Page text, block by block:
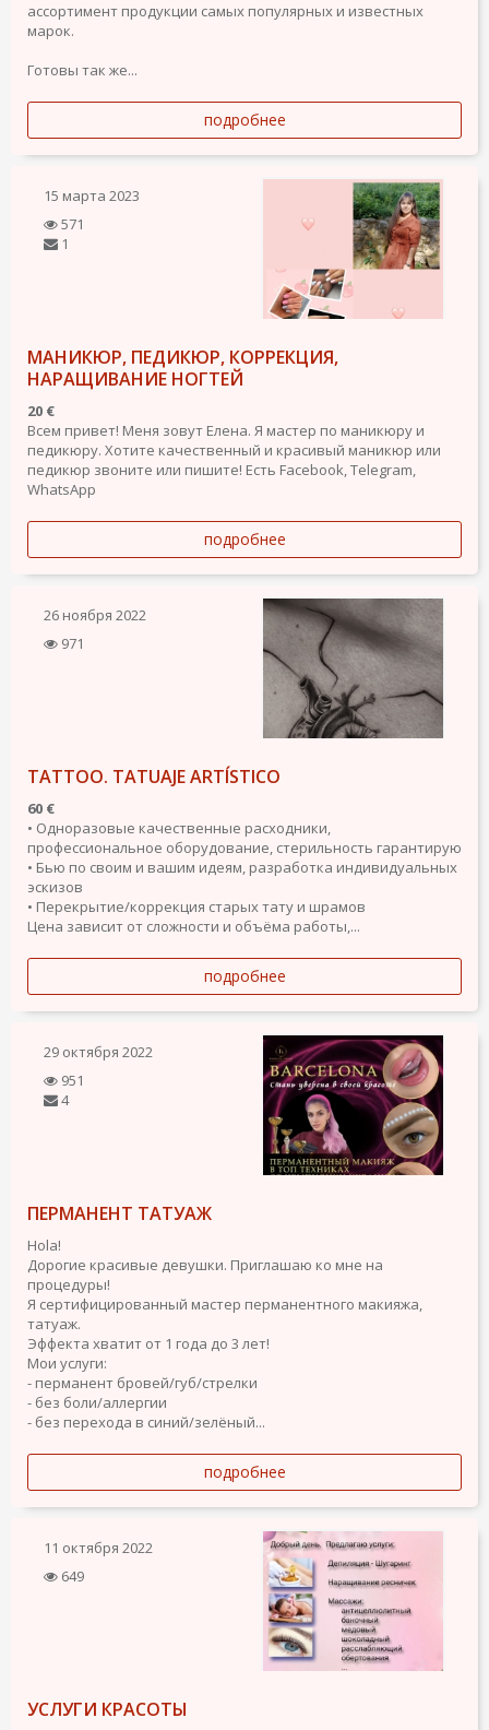
ассортимент продукции самых популярных и известных
марок.
Готовы так же...
подробнее
15 марта 2023
571
1
МАНИКЮР, ПЕДИКЮР, КОРРЕКЦИЯ,
НАРАЩИВАНИЕ НОГТЕЙ
20 €
Всем привет! Меня зовут Елена. Я мастер по маникюру и
педикюру. Хотите качественный и красивый маникюр или
педикюр звоните или пишите! Есть Facebook, Telegram,
WhatsApp
подробнее
26 ноября 2022
971
TATTOO. TATUAJE ARTÍSTICO
60 €
• Одноразовые качественные расходники,
профессиональное оборудование, стерильность гарантирую
• Бью по своим и вашим идеям, разработка индивидуальных
эскизов
• Перекрытие/коррекция старых тату и шрамов
Цена зависит от сложности и объёма работы,...
подробнее
29 октября 2022
951
4
ПЕРМАНЕНТ ТАТУАЖ
Hola!
Дорогие красивые девушки. Приглашаю ко мне на
процедуры!
Я сертифицированный мастер перманентного макияжа,
татуаж.
Эффекта хватит от 1 года до 3 лет!
Мои услуги:
- перманент бровей/губ/стрелки
- без боли/аллергии
- без перехода в синий/зелёный...
подробнее
11 октября 2022
649
УСЛУГИ КРАСОТЫ